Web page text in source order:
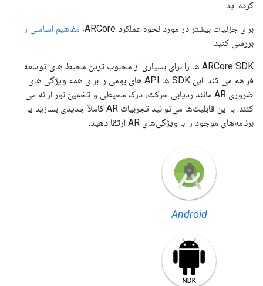
کرده اید.
برای جزئیات بیشتر در مورد نحوه عملکرد ARCore،
مفاهیم اساسی را
بررسی کنید.
ARCore SDK ها را برای بسیاری از محبوب ترین محیط های توسعه
فراهم می کند. این SDK ها API های بومی را برای همه ویژگی های
ضروری AR مانند ردیابی حرکت، درک محیطی و تخمین نور ارائه می
کنند. با این قابلیت‌ها می‌توانید تجربیات AR کاملاً جدیدی بسازید یا
برنامه‌های موجود را با ویژگی‌های AR ارتقا دهید.
Android